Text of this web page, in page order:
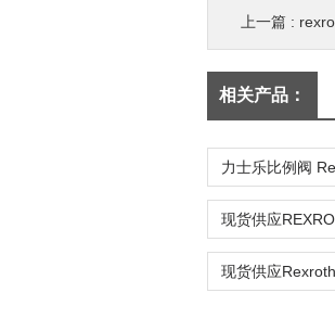
上一篇 :
相关产品：
力士乐比例阀